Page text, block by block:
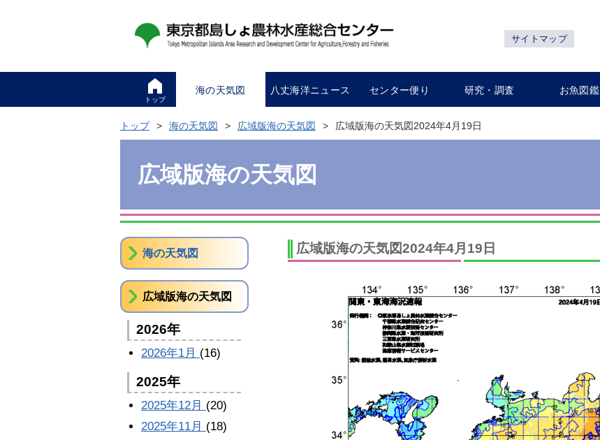
サイトマップ
トップ
海の天気図 八丈海洋ニュース センター便り 研究・調査 お魚図鑑
トップ 海の天気図 広域版海の天気図 広域版海の天気図2024年4月19日
広域版海の天気図
広域版海の天気図2024年4月19日
海の天気図
広域版海の天気図
2026年
2026年1月 (16)
2025年
2025年12月 (20)
2025年11月 (18)